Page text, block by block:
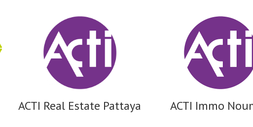
ACTI Real Estate Pattaya ACTI Immo